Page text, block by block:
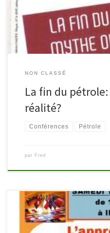
Docteur en Chimie et Fondateur
d’étude du […]
NON CLASSÉ
La fin du
réalité?
Conférences Pétrole
par Fred
Le samedi 10 septembre, de